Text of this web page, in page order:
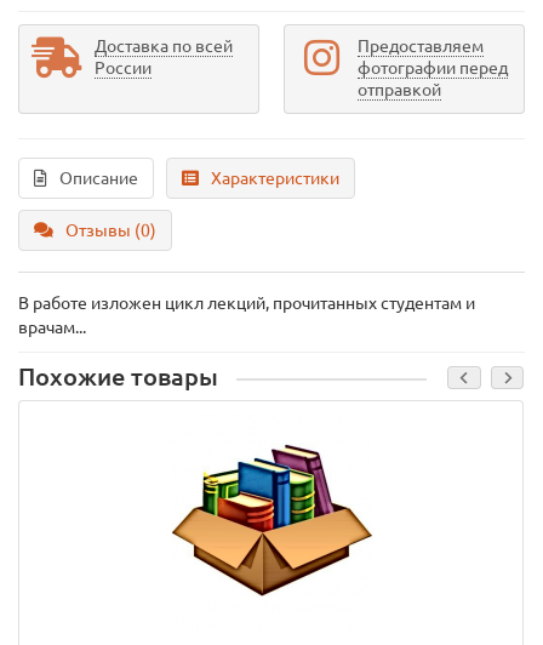
Доставка по всей
России
Предоставляем
фотографии перед
отправкой
Описание Характеристики
Отзывы (0)
В работе изложен цикл лекций, прочитанных студентам и
врачам...
Похожие товары